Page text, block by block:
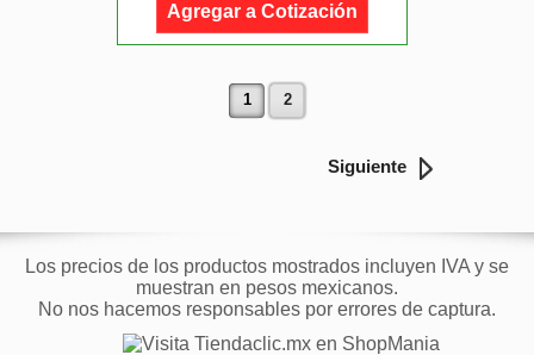
Agregar a Cotización
1 2
Siguiente
Los precios de los productos mostrados incluyen IVA y se
muestran en pesos mexicanos.
No nos hacemos responsables por errores de captura.